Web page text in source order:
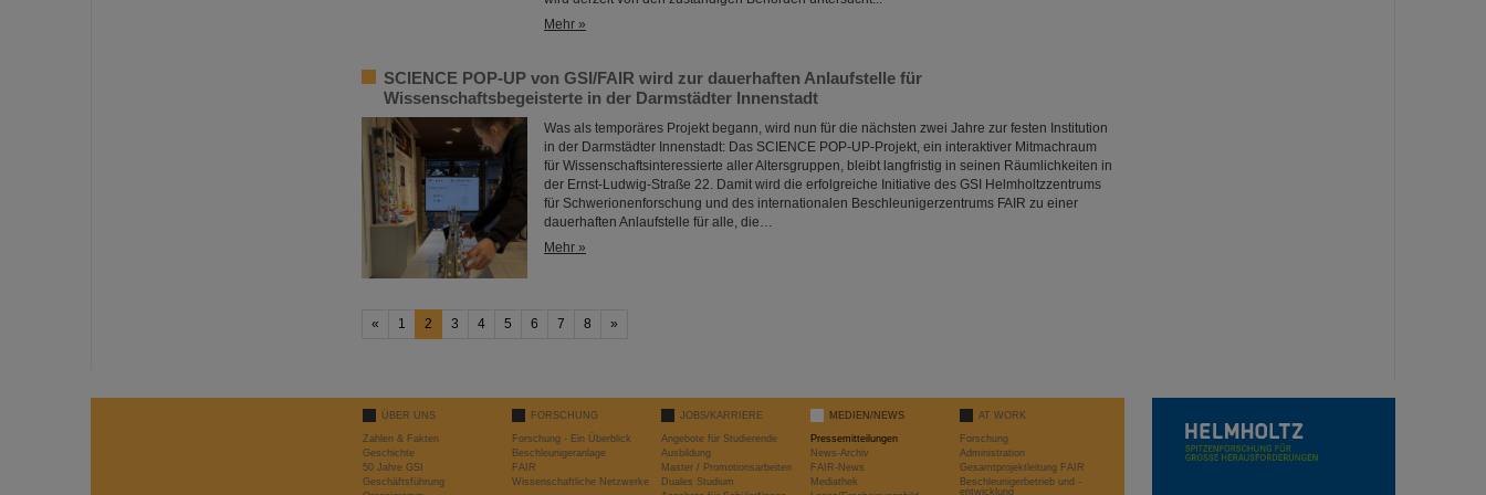
Mehr »
SCIENCE POP-UP von GSI/FAIR wird zur dauerhaften Anlaufstelle für
Wissenschaftsbegeisterte in der Darmstädter Innenstadt
Was als temporäres Projekt begann, wird nun für die nächsten zwei Jahre zur festen Institution
in der Darmstädter Innenstadt: Das SCIENCE POP-UP-Projekt, ein interaktiver Mitmachraum
für Wissenschaftsinteressierte aller Altersgruppen, bleibt langfristig in seinen Räumlichkeiten in
der Ernst-Ludwig-Straße 22. Damit wird die erfolgreiche Initiative des GSI Helmholtzzentrums
für Schwerionenforschung und des internationalen Beschleunigerzentrums FAIR zu einer
dauerhaften Anlaufstelle für alle, die…
Mehr »
« 1 2 3 4 5 6 7 8 »
ÜBER UNS
Zahlen & Fakten
Geschichte
50 Jahre GSI
Geschäftsführung
FORSCHUNG
Forschung - Ein Überblick
Beschleunigeranlage
FAIR
Wissenschaftliche Netzwerke
JOBS/KARRIERE
Angebote für Studierende
Ausbildung
Master / Promotionsarbeiten
Duales Studium
MEDIEN/NEWS
Pressemitteilungen
News-Archiv
FAIR-News
Mediathek
AT WORK
Forschung
Administration
Gesamtprojektleitung FAIR
Beschleunigerbetrieb und -
entwicklung